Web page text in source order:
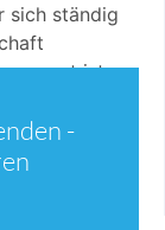
sich ständig
ist
und -